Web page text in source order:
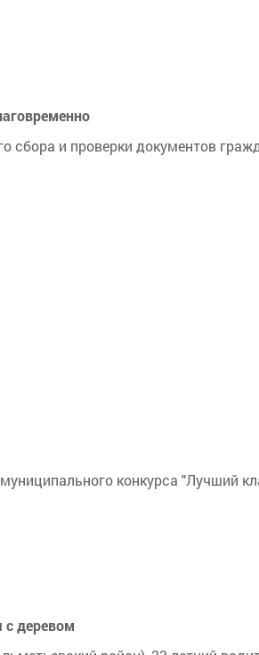
сбора и проверки документов
конкурса "Лучший
с деревом